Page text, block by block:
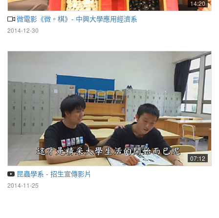
14:20
微電影《微。棋》- 中興大學應用經濟系
2014-12-30
07:12
昆蟲學系 - 招生宣傳影片
2014-11-25